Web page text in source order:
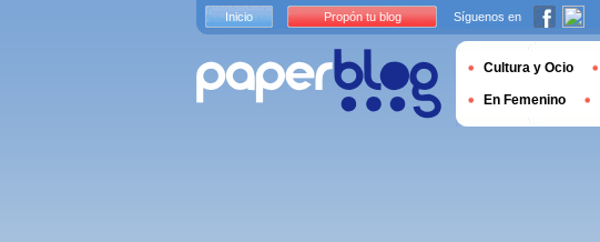
Inicio Propón tu blog Síguenos en
Cultura y Ocio
En Femenino